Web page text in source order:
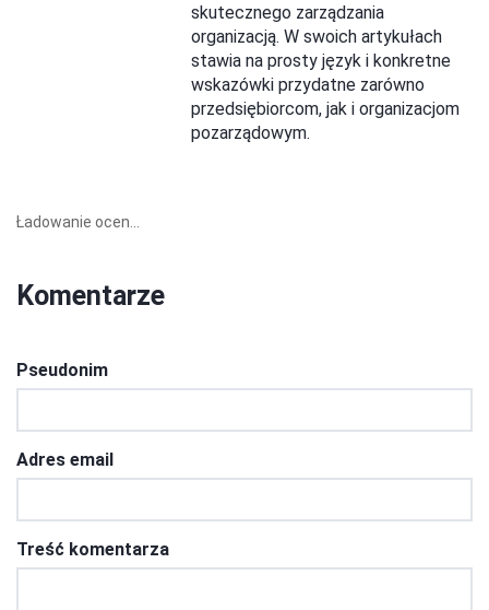
skutecznego zarządzania
organizacją. W swoich artykułach
stawia na prosty język i konkretne
wskazówki przydatne zarówno
przedsiębiorcom, jak i organizacjom
pozarządowym.
Ładowanie ocen...
Komentarze
Pseudonim
Adres email
Treść komentarza